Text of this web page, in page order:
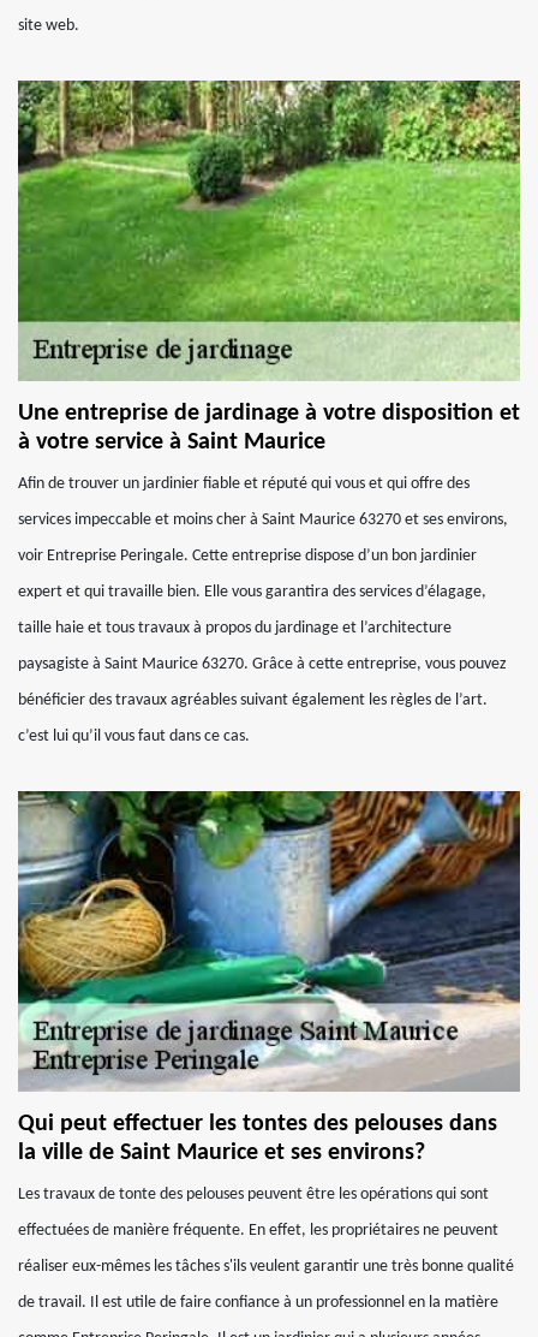
site web.
Une entreprise de jardinage à votre disposition et
à votre service à Saint Maurice
Afin de trouver un jardinier fiable et réputé qui vous et qui offre des
services impeccable et moins cher à Saint Maurice 63270 et ses environs,
voir Entreprise Peringale. Cette entreprise dispose d’un bon jardinier
expert et qui travaille bien. Elle vous garantira des services d’élagage,
taille haie et tous travaux à propos du jardinage et l’architecture
paysagiste à Saint Maurice 63270. Grâce à cette entreprise, vous pouvez
bénéficier des travaux agréables suivant également les règles de l’art.
c’est lui qu’il vous faut dans ce cas.
Qui peut effectuer les tontes des pelouses dans
la ville de Saint Maurice et ses environs?
Les travaux de tonte des pelouses peuvent être les opérations qui sont
effectuées de manière fréquente. En effet, les propriétaires ne peuvent
réaliser eux-mêmes les tâches s'ils veulent garantir une très bonne qualité
de travail. Il est utile de faire confiance à un professionnel en la matière